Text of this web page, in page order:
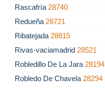
Rascafría 28740
Redueña 28721
Ribatejada 28815
Rivas-vaciamadrid 28521
Robledillo De La Jara 28194
Robledo De Chavela 28294